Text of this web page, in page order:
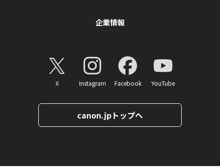
企業情報
X Instagram Facebook YouTube
canon.jpトップへ